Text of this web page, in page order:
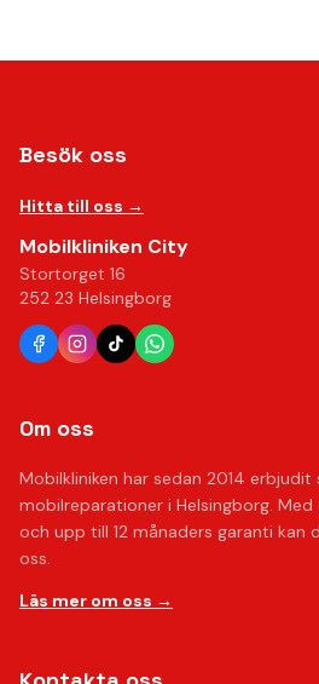
Besök oss
Hitta till oss →
Mobilkliniken City
Stortorget 16
252 23 Helsingborg
Om oss
Mobilkliniken har sedan 2014
mobilreparationer i Helsingborg. Med
och upp till 12 månaders garanti kan
oss.
Läs mer om oss →